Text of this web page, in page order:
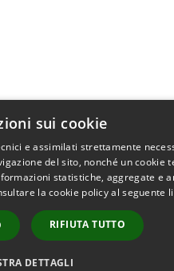
sui cookie
e assimilati strettamente
del sito, nonché un cookie
statistiche, aggregate e
la cookie policy al seguente
RIFIUTA TUTTO
DETTAGLI